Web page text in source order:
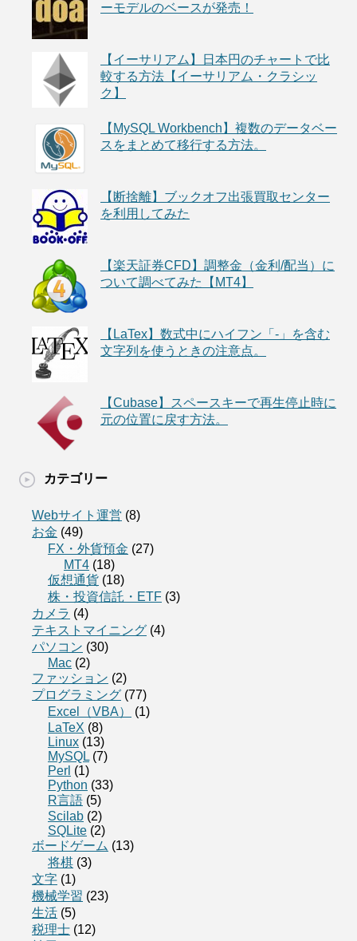
ーモデルのベースが発売！
【イーサリアム】日本円のチャートで比
較する方法【イーサリアム・クラシッ
ク】
【MySQL Workbench】複数のデータベー
スをまとめて移行する方法。
【断捨離】ブックオフ出張買取センター
を利用してみた
【楽天証券CFD】調整金（金利/配当）に
ついて調べてみた【MT4】
【LaTex】数式中にハイフン「-」を含む
文字列を使うときの注意点。
【Cubase】スペースキーで再生停止時に
元の位置に戻す方法。
カテゴリー
Webサイト運営 (8)
お金 (49)
FX・外貨預金 (27)
MT4 (18)
仮想通貨 (18)
株・投資信託・ETF (3)
カメラ (4)
テキストマイニング (4)
パソコン (30)
Mac (2)
ファッション (2)
プログラミング (77)
Excel（VBA）
(1)
LaTeX (8)
Linux (13)
MySQL (7)
Perl (1)
Python (33)
R言語 (5)
Scilab (2)
SQLite (2)
ボードゲーム (13)
将棋 (3)
文字 (1)
機械学習 (23)
生活 (5)
税理士 (12)